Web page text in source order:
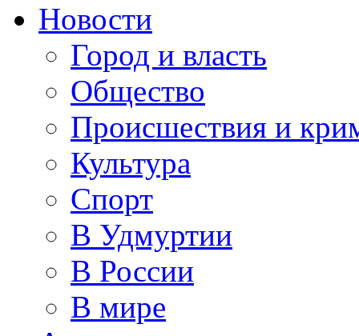
Новости
Город и власть
Общество
Происшествия и
Культура
Спорт
В Удмуртии
В России
В мире